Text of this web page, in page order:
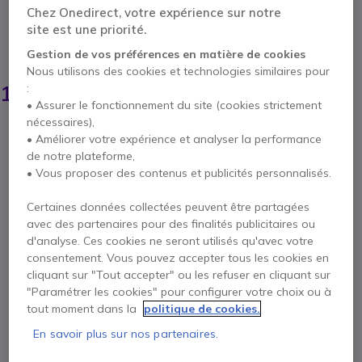
et audio intelligent, parfait pour les scénarios
hybrides.
ÉCONOMISEZ 203,00 €
1 444,25 €
1 240,95 €
Qté
AJOUTER AU PANIER
Épuisé
2 ans de garantie constructeur
Payez en 4 sans frais ( 372,29 €)Afficher plus
Chez Onedirect, votre expérience sur notre
site est une priorité.
Gestion de vos préférences en matière de cookies
Nous utilisons des cookies et technologies similaires pour
:
• Assurer le fonctionnement du site (cookies strictement
nécessaires),
• Améliorer votre expérience et analyser la performance
de notre plateforme,
• Vous proposer des contenus et publicités personnalisés.
Certaines données collectées peuvent être partagées
avec des partenaires pour des finalités publicitaires ou
d'analyse. Ces cookies ne seront utilisés qu'avec votre
consentement. Vous pouvez accepter tous les cookies en
cliquant sur "Tout accepter" ou les refuser en cliquant sur
"Paramétrer les cookies" pour configurer votre choix ou à
tout moment dans la
politique de cookies.
En savoir plus sur nos partenaires.